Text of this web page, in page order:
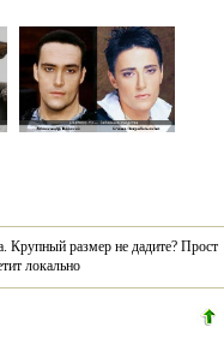
Крупный размер не дадите? Прост
локально